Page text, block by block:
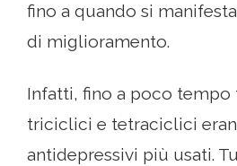
fino a quando si
di miglioramento.
Infatti, fino a poco tempo
triciclici e tetraciclici
antidepressivi più usati.